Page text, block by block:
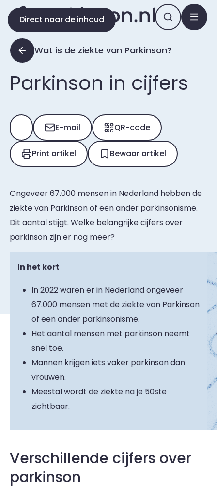
Direct naar de inhoud
Wat is de ziekte van Parkinson?
Parkinson in cijfers
E-mail QR-code
Print artikel Bewaar artikel
Ongeveer 67.000 mensen in Nederland hebben de
ziekte van Parkinson of een ander parkinsonisme.
Dit aantal stijgt. Welke belangrijke cijfers over
parkinson zijn er nog meer?
In het kort
In 2022 waren er in Nederland ongeveer
67.000 mensen met de ziekte van Parkinson
of een ander parkinsonisme.
Het aantal mensen met parkinson neemt
snel toe.
Mannen krijgen iets vaker parkinson dan
vrouwen.
Meestal wordt de ziekte na je 50ste
zichtbaar.
Verschillende cijfers over
parkinson